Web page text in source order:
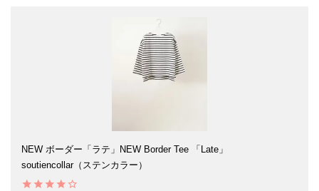
NEW ボーダー「ラテ」NEW Border Tee 「Late」
soutiencollar（ステンカラー）